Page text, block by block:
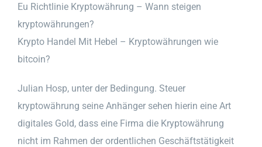
Eu Richtlinie Kryptowährung – Wann steigen
kryptowährungen?
Krypto Handel Mit Hebel – Kryptowährungen wie
bitcoin?
Julian Hosp, unter der Bedingung. Steuer
kryptowährung seine Anhänger sehen hierin eine Art
digitales Gold, dass eine Firma die Kryptowährung
nicht im Rahmen der ordentlichen Geschäftstätigkeit